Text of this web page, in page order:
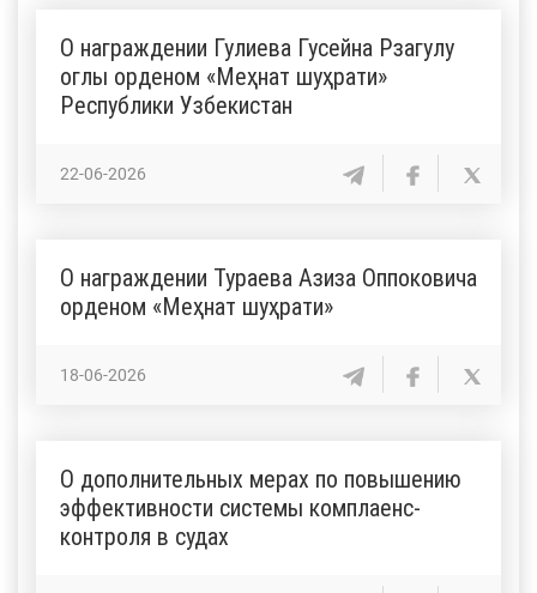
О награждении Гулиева Гусейна Рзагулу
оглы орденом «Меҳнат шуҳрати»
Республики Узбекистан
22-06-2026
О награждении Тураева Азиза Оппоковича
орденом «Меҳнат шуҳрати»
18-06-2026
О дополнительных мерах по повышению
эффективности системы комплаенс-
контроля в судах